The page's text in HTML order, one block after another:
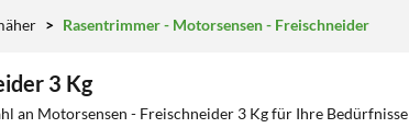
Rasentrimmer - Motorsensen - Freischneider
3 Kg
an Motorsensen - Freischneider 3 Kg für Ihre Bedürfnisse